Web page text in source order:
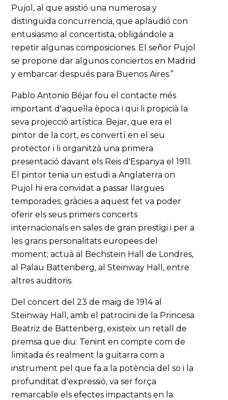
Pujol, al que asistió una numerosa y
distinguida concurrencia, que aplaudió con
entusiasmo al concertista, obligándole a
repetir algunas composiciones. El señor Pujol
se propone dar algunos conciertos en Madrid
y embarcar después para Buenos Aires.”
Pablo Antonio Béjar fou el contacte més
important d'aquella època i qui li propicià la
seva projecció artística. Bejar, que era el
pintor de la cort, es convertí en el seu
protector i li organitzà una primera
presentació davant els Reis d'Espanya el 1911.
El pintor tenia un estudi a Anglaterra on
Pujol hi era convidat a passar llargues
temporades; gràcies a aquest fet va poder
oferir els seus primers concerts
internacionals en sales de gran prestigi i per a
les grans personalitats europees del
moment; actuà al Bechstein Hall de Londres,
al Palau Battenberg, al Steinway Hall, entre
altres auditoris.
Del concert del 23 de maig de 1914 al
Steinway Hall, amb el patrocini de la Princesa
Beatriz de Battenberg, existeix un retall de
premsa que diu: Tenint en compte com de
limitada és realment la guitarra com a
instrument pel que fa a la potència del so i la
profunditat d'expressió, va ser força
remarcable els efectes impactants en la